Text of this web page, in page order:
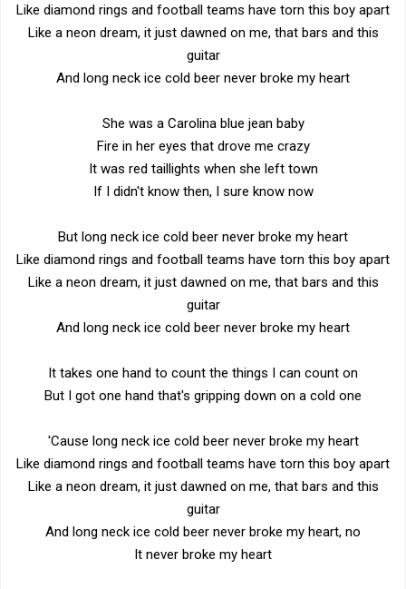
Like diamond rings and football teams have torn this boy apart
Like a neon dream, it just dawned on me, that bars and this
guitar
And long neck ice cold beer never broke my heart
She was a Carolina blue jean baby
Fire in her eyes that drove me crazy
It was red taillights when she left town
If I didn't know then, I sure know now
But long neck ice cold beer never broke my heart
Like diamond rings and football teams have torn this boy apart
Like a neon dream, it just dawned on me, that bars and this
guitar
And long neck ice cold beer never broke my heart
It takes one hand to count the things I can count on
But I got one hand that's gripping down on a cold one
'Cause long neck ice cold beer never broke my heart
Like diamond rings and football teams have torn this boy apart
Like a neon dream, it just dawned on me, that bars and this
guitar
And long neck ice cold beer never broke my heart, no
It never broke my heart